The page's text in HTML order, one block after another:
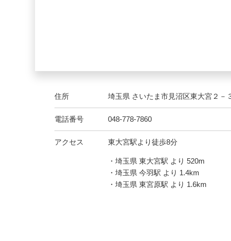
住所 埼玉県 さいたま市見沼区東大宮２－
電話番号 048-778-7860
アクセス 東大宮駅より徒歩8分
・埼玉県 東大宮駅 より 520m
・埼玉県 今羽駅 より 1.4km
・埼玉県 東宮原駅 より 1.6km